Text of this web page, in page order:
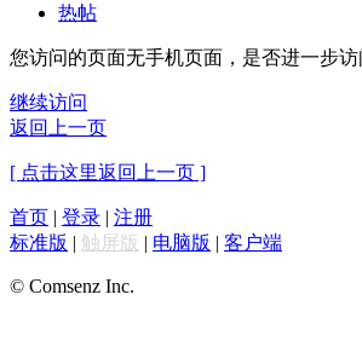
热帖
您访问的页面无手机页面，是否进一步访
继续访问
返回上一页
[ 点击这里返回上一页 ]
首页 | 登录 | 注册
标准版 | 触屏版 | 电脑版 | 客户端
© Comsenz Inc.